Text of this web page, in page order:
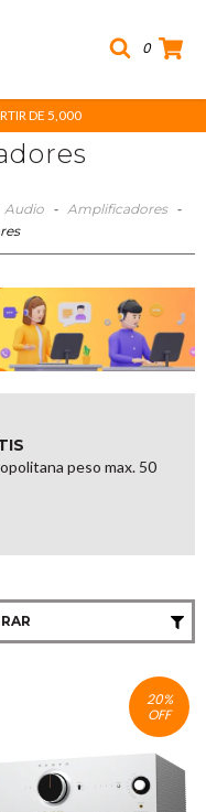
0
DE 5,000
Audio - Amplificadores
-
peso max. 50
20%
OFF